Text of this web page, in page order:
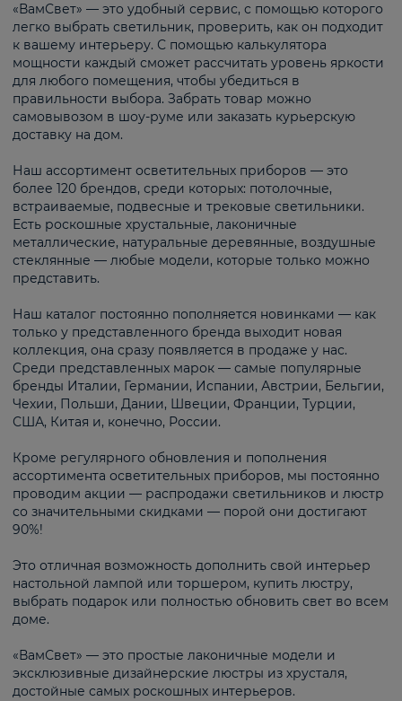
«ВамСвет» — это удобный сервис, с помощью которого
легко выбрать светильник, проверить, как он подходит
к вашему интерьеру. С помощью калькулятора
мощности каждый сможет рассчитать уровень яркости
для любого помещения, чтобы убедиться в
правильности выбора. Забрать товар можно
самовывозом в шоу-руме или заказать курьерскую
доставку на дом.
Наш ассортимент осветительных приборов — это
более 120 брендов, среди которых: потолочные,
встраиваемые, подвесные и трековые светильники.
Есть роскошные хрустальные, лаконичные
металлические, натуральные деревянные, воздушные
стеклянные — любые модели, которые только можно
представить.
Наш каталог постоянно пополняется новинками — как
только у представленного бренда выходит новая
коллекция, она сразу появляется в продаже у нас.
Среди представленных марок — самые популярные
бренды Италии, Германии, Испании, Австрии, Бельгии,
Чехии, Польши, Дании, Швеции, Франции, Турции,
США, Китая и, конечно, России.
Кроме регулярного обновления и пополнения
ассортимента осветительных приборов, мы постоянно
проводим акции — распродажи светильников и люстр
со значительными скидками — порой они достигают
90%!
Это отличная возможность дополнить свой интерьер
настольной лампой или торшером, купить люстру,
выбрать подарок или полностью обновить свет во всем
доме.
«ВамСвет» — это простые лаконичные модели и
эксклюзивные дизайнерские люстры из хрусталя,
достойные самых роскошных интерьеров.